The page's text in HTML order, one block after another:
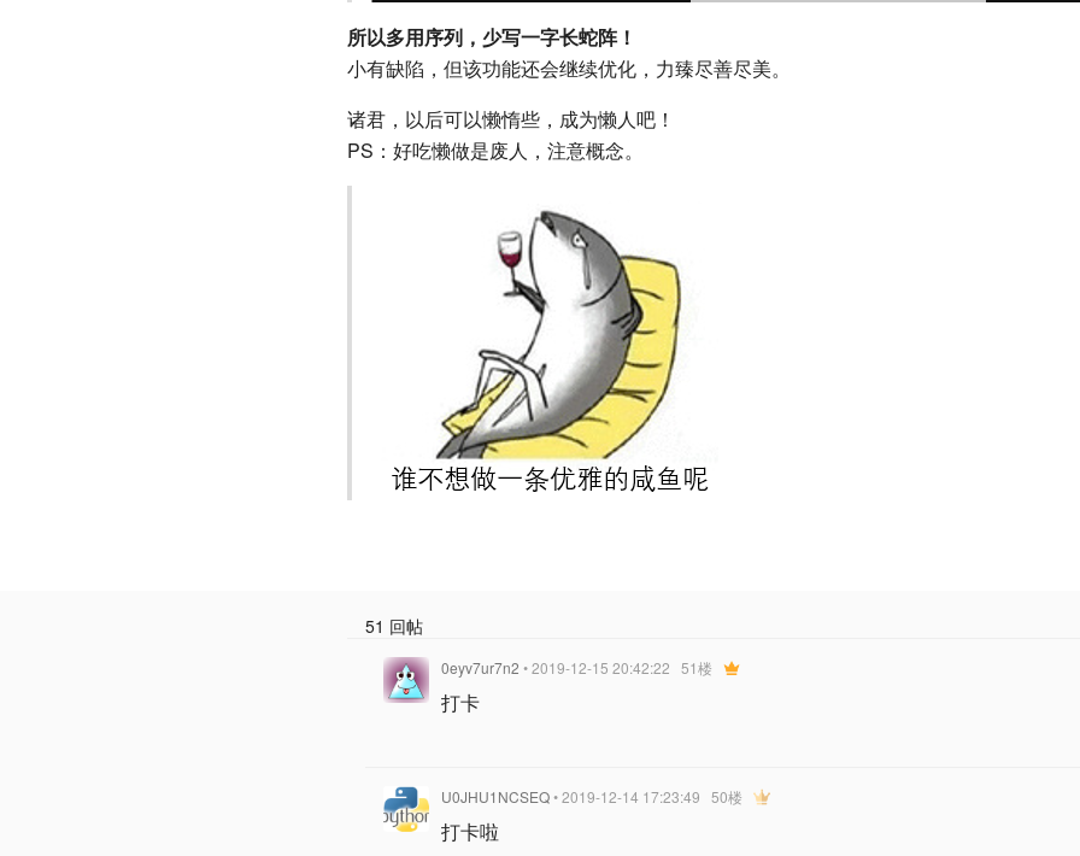
所以多用序列，少写一字长蛇阵！
小有缺陷，但该功能还会继续优化，力臻尽善尽美。
诸君，以后可以懒惰些，成为懒人吧！
PS：好吃懒做是废人，注意概念。
51 回帖
0eyv7ur7n2 • 2019-12-15 20:42:22 51楼
打卡
U0JHU1NCSEQ• 2019-12-14 17:23:49 50楼
打卡啦